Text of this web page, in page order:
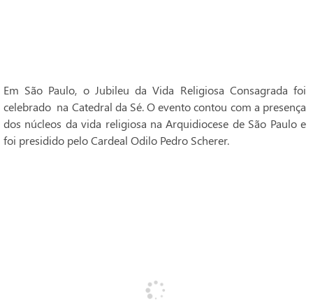
Em São Paulo, o Jubileu da Vida Religiosa Consagrada foi
celebrado na Catedral da Sé. O evento contou com a presença
dos núcleos da vida religiosa na Arquidiocese de São Paulo e
foi presidido pelo Cardeal Odilo Pedro Scherer.